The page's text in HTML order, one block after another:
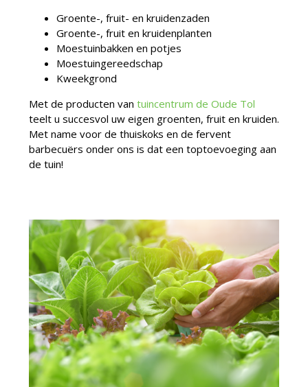
Groente-, fruit- en kruidenzaden
Groente-, fruit en kruidenplanten
Moestuinbakken en potjes
Moestuingereedschap
Kweekgrond
Met de producten van tuincentrum de Oude Tol
teelt u succesvol uw eigen groenten, fruit en kruiden.
Met name voor de thuiskoks en de fervent
barbecuërs onder ons is dat een toptoevoeging aan
de tuin!